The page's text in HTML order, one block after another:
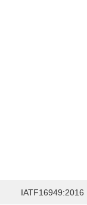
IATF16949:2016